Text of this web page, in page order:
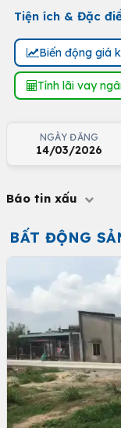
Tiện ích & Đặc
Biến động giá
Tính lãi vay
NGÀY ĐĂNG
14/03/2026
Báo tin xấu
BẤT ĐỘNG